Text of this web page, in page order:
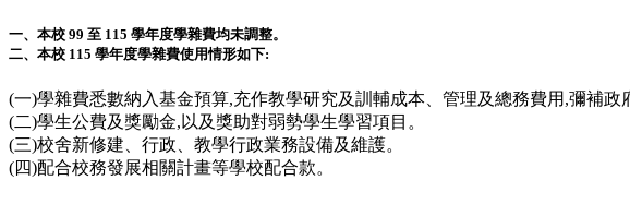
一、本校 99 至 115 學年度學雜費均未調整。
二、本校 115 學年度學雜費使用情形如下:
(一)學雜費悉數納入基金預算,充作教學研究及訓輔成本、管理及總務費用,彌補政
(二)學生公費及獎勵金,以及獎助對弱勢學生學習項目。
(三)校舍新修建、行政、教學行政業務設備及維護。
(四)配合校務發展相關計畫等學校配合款。